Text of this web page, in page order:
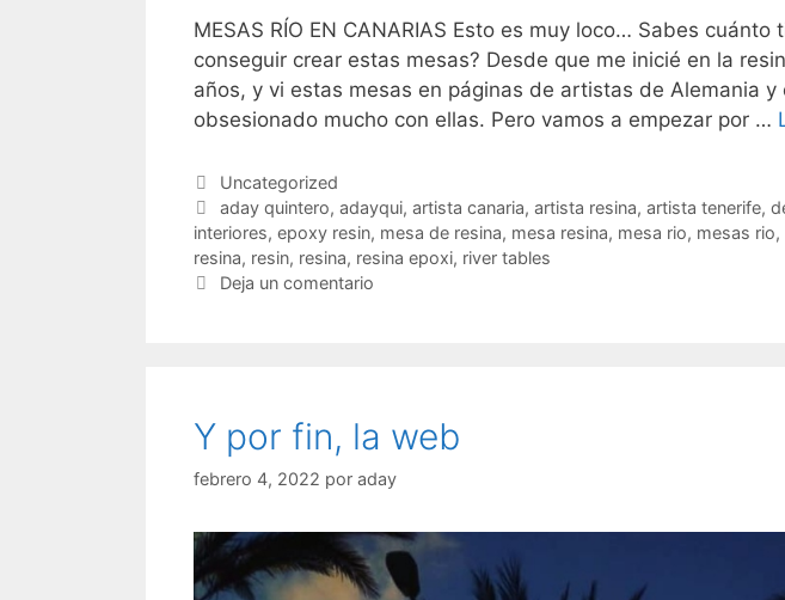
MESAS RÍO EN CANARIAS Esto es muy loco… Sabes
conseguir crear estas mesas? Desde que me inicié en la
años, y vi estas mesas en páginas de artistas de Alemania
obsesionado mucho con ellas. Pero vamos a empezar por …
Categorías
Uncategorized
Etiquetas
aday quintero, adayqui, artista canaria, artista resina, artista tenerife,
interiores, epoxy resin, mesa de resina, mesa resina, mesa rio, mesas rio,
resina, resin, resina, resina epoxi, river tables
Deja un comentario
Y por fin, la web
febrero 4, 2022 por aday